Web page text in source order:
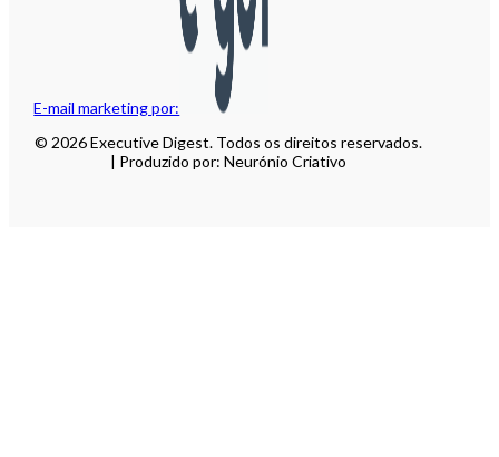
E-mail marketing por:
© 2026 Executive Digest. Todos os direitos reservados.
| Produzido por: Neurónio Criativo